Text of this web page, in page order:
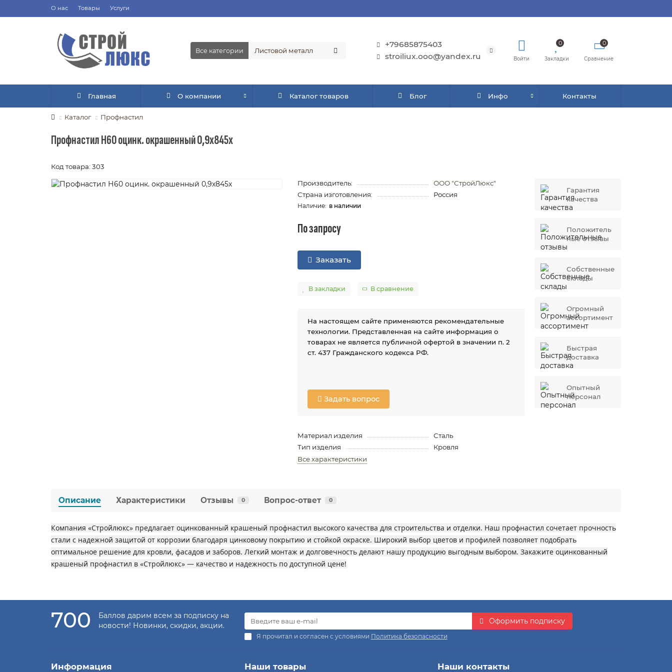
О нас Товары Услуги
Все категории
+79685875403
stroiliux.ooo@yandex.ru
Войти
0
Закладки
0
Сравнение
Главная О компании Каталог товаров Блог Инфо Контакты
Каталог Профнастил
Профнастил Н60 оцинк. окрашенный 0,9х845х
Код товара: 303
Производитель:
ООО "СтройЛюкс"
Страна изготовления:
Россия
в наличии
По запросу
Заказать
В закладки В сравнение
На настоящем сайте применяются рекомендательные
технологии. Представленная на сайте информация о
товарах не является публичной офертой в значении п. 2
ст. 437 Гражданского кодекса РФ.
Задать вопрос
Материал изделия
Сталь
Тип изделия
Кровля
Все характеристики
Гарантия
качества
Положитель
ные отзывы
Собственные
склады
Огромный
ассортимент
Быстрая
доставка
Опытный
персонал
Описание Характеристики Отзывы 0 Вопрос-ответ 0
Компания «Стройлюкс» предлагает оцинкованный крашеный профнастил высокого качества для строительства и отделки. Наш профнастил сочетает прочность
стали с надежной защитой от коррозии благодаря цинковому покрытию и стойкой окраске. Широкий выбор цветов и профилей позволяет подобрать
оптимальное решение для кровли, фасадов и заборов. Легкий монтаж и долговечность делают нашу продукцию выгодным выбором. Закажите оцинкованный
крашеный профнастил в «Стройлюкс» — качество и надежность по доступной цене!
700
Баллов дарим всем за подписку на
новости! Новинки, скидки, акции.
Оформить подписку
Я прочитал и согласен с условиями Политика безопасности
Информация Наши товары Наши контакты